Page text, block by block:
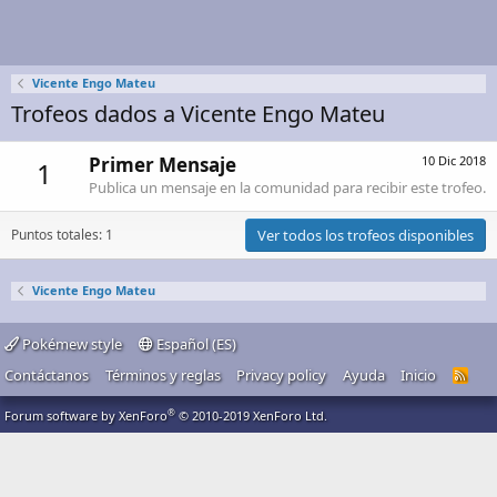
Vicente Engo Mateu
Trofeos dados a Vicente Engo Mateu
1 10 Dic 2018
Primer Mensaje
Publica un mensaje en la comunidad para recibir este trofeo.
Puntos totales: 1 Ver todos los trofeos disponibles
Vicente Engo Mateu
Pokémew style
Español (ES)
Contáctanos
Términos y reglas Privacy policy Ayuda Inicio
R
Forum software by XenForo® © 2010-2019 XenForo Ltd.